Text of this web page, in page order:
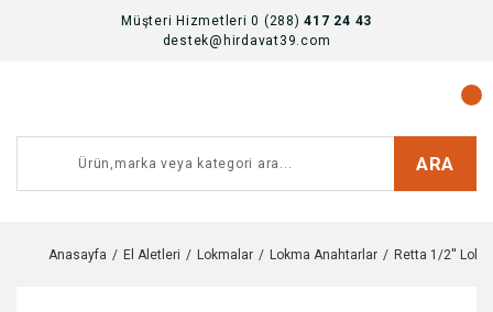
Müşteri Hizmetleri 0 (288)417 24 43
destek@hirdavat39.com
ARA
Anasayfa El Aletleri Lokmalar Lokma Anahtarlar Retta 1/2''